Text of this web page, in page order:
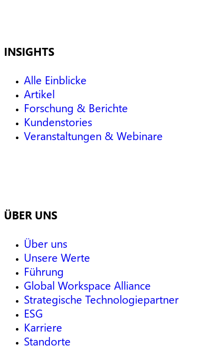
INSIGHTS
Alle Einblicke
Artikel
Forschung & Berichte
Kundenstories
Veranstaltungen & Webinare
ÜBER UNS
Über uns
Unsere Werte
Führung
Global Workspace Alliance
Strategische Technologiepartner
ESG
Karriere
Standorte